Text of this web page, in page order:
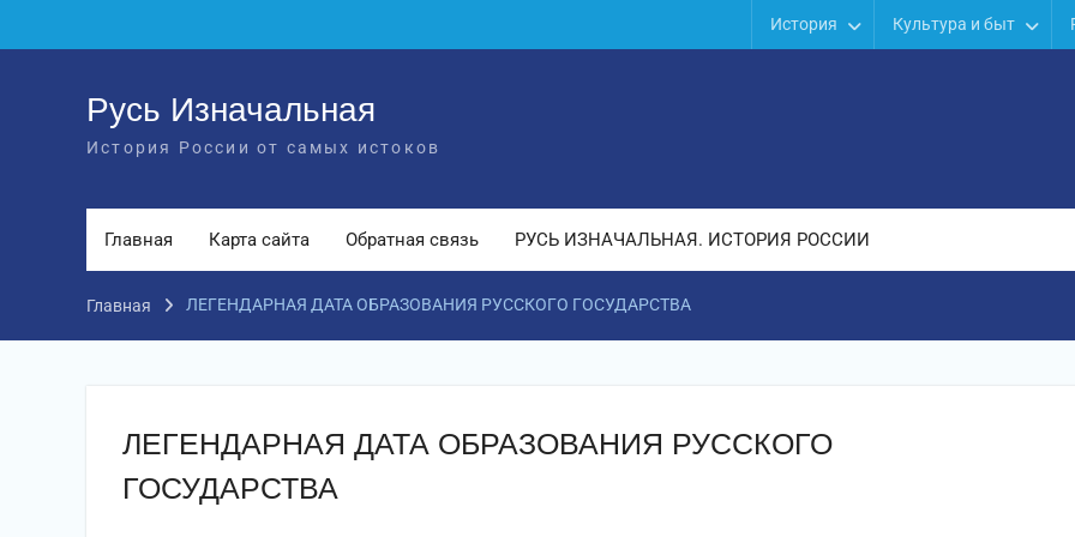
История Культура и быт
Русь Изначальная
История России от самых истоков
Главная Карта сайта Обратная связь РУСЬ ИЗНАЧАЛЬНАЯ. ИСТОРИЯ РОССИИ
Главная ЛЕГЕНДАРНАЯ ДАТА ОБРАЗОВАНИЯ РУССКОГО ГОСУДАРСТВА
ЛЕГЕНДАРНАЯ ДАТА ОБРАЗОВАНИЯ РУССКОГО
ГОСУДАРСТВА